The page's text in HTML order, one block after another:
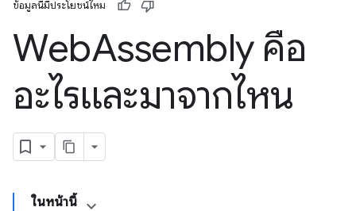
ข้อมูลนี้มีประโยชน์ไหม
WebAssembly คือ
อะไรและมาจากไหน
ในหน้านี้